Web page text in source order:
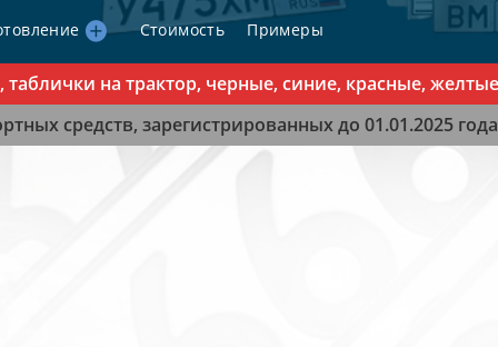
Стоимость Примеры
на трактор, черные, синие, красные, желтые
средств, зарегистрированных до 01.01.2025 года